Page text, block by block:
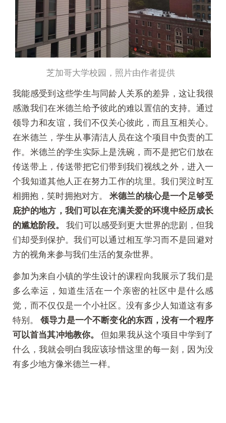
芝加哥大学校园，照片由作者提供
我能感受到这些学生与同龄人关系的差异，这让我很
感激我们在米德兰给予彼此的难以置信的支持。通过
领导力和友谊，我们不仅关心彼此，而且互相关心。
在米德兰，学生从事清洁人员在这个项目中负责的工
作。米德兰的学生实际上是洗碗，而不是把它们放在
传送带上，传送带把它们带到我们视线之外，进入一
个我知道其他人正在努力工作的坑里。我们哭泣时互
相拥抱，笑时拥抱对方。 米德兰的核心是一个足够受
庇护的地方，我们可以在充满关爱的环境中经历成长
的尴尬阶段。
我们可以感受到更大世界的悲剧，但我
们却受到保护。我们可以通过相互学习而不是回避对
方的视角来参与我们生活的复杂世界。
参加为来自小镇的学生设计的课程向我展示了我们是
多么幸运，知道生活在一个亲密的社区中是什么感
觉，而不仅仅是一个小社区。没有多少人知道这有多
特别。
领导力是一个不断变化的东西，没有一个程序
可以首当其冲地教你。
但如果我从这个项目中学到了
什么，我就会明白我应该珍惜这里的每一刻，因为没
有多少地方像米德兰一样。